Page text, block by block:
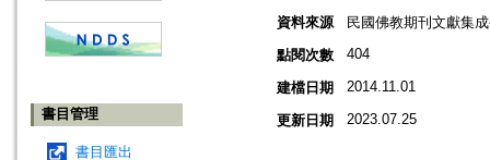
書目管理
書目匯出
資料來源
民國佛教期刊文獻集
點閱次數
404
建檔日期 2014.11.01
更新日期 2023.07.25